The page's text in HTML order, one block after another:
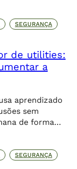
Além de
ambiente
Alguns dos
o sequestro
SEGURANÇA
de utilities:
a
aprendizado
sem
de forma
SEGURANÇA